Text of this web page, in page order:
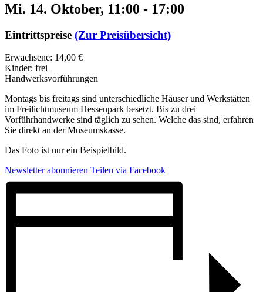
Mi. 14. Oktober, 11:00 - 17:00
Eintrittspreise (Zur Preisübersicht)
Erwachsene: 14,00 €
Kinder: frei
Handwerksvorführungen
Montags bis freitags sind unterschiedliche Häuser und Werkstätten
im Freilichtmuseum Hessenpark besetzt. Bis zu drei
Vorführhandwerke sind täglich zu sehen. Welche das sind, erfahren
Sie direkt an der Museumskasse.
Das Foto ist nur ein Beispielbild.
Newsletter abonnieren Teilen via Facebook